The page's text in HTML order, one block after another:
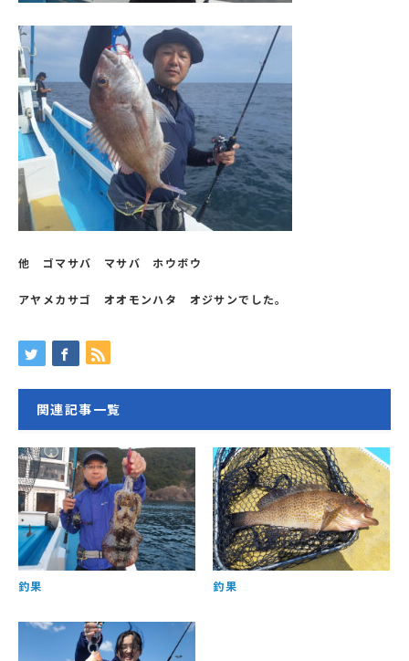
他 ゴマサバ マサバ ホウボウ
アヤメカサゴ オオモンハタ オジサンでした。
関連記事一覧
釣果 釣果